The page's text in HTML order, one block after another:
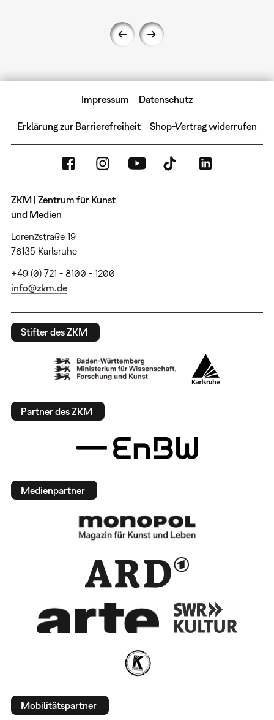
Impressum Datenschutz
Erklärung zur Barrierefreiheit Shop-Vertrag widerrufen
ZKM | Zentrum für Kunst
und Medien
Lorenzstraße 19
76135 Karlsruhe
+49 (0) 721 - 8100 - 1200
info@zkm.de
Stifter des ZKM
Partner des ZKM
Medienpartner
Mobilitätspartner